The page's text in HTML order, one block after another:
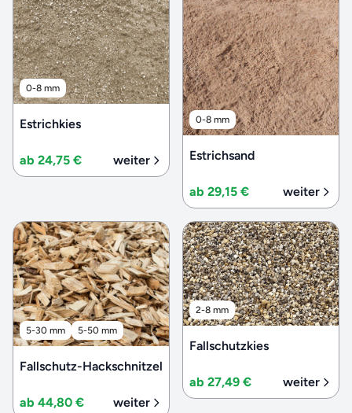
0-8 mm
Estrichkies
ab 24,75 € weiter
0-8 mm
Estrichsand
ab 29,15 € weiter
5-30 mm 5-50 mm
Fallschutz-Hackschnitzel
ab 44,80 € weiter
2-8 mm
Fallschutzkies
ab 27,49 € weiter